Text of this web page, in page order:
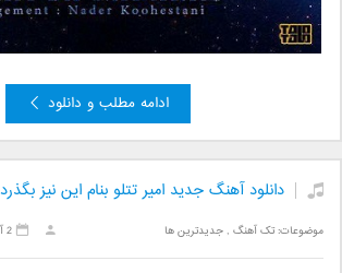
ادامه مطلب و دانلود
دانلود آهنگ جدید امیر تتلو بنام این نیز بگذرد
موضوعات:تک آهنگ ,جدیدترین ها 2 آگوست 2017